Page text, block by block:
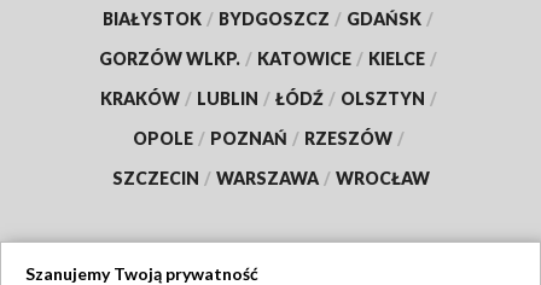
BIAŁYSTOK / BYDGOSZCZ / GDAŃSK /
GORZÓW WLKP. / KATOWICE / KIELCE /
KRAKÓW / LUBLIN / ŁÓDŹ / OLSZTYN /
OPOLE / POZNAŃ / RZESZÓW /
SZCZECIN / WARSZAWA / WROCŁAW
Szanujemy Twoją prywatność